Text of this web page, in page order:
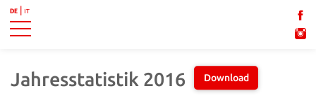
Jahresstatistik 2016 Download
DE IT